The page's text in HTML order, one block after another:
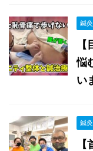
鍼
悩
い
鍼